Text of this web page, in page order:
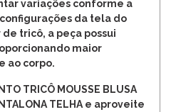
variações conforme a
da tela do
tricô, a peça possui
maior
ao corpo.
TRICÔ MOUSSE BLUSA
TELHA e aproveite